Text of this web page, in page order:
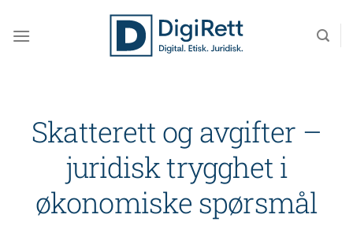
Skatterett og avgifter –
juridisk trygghet i
økonomiske spørsmål